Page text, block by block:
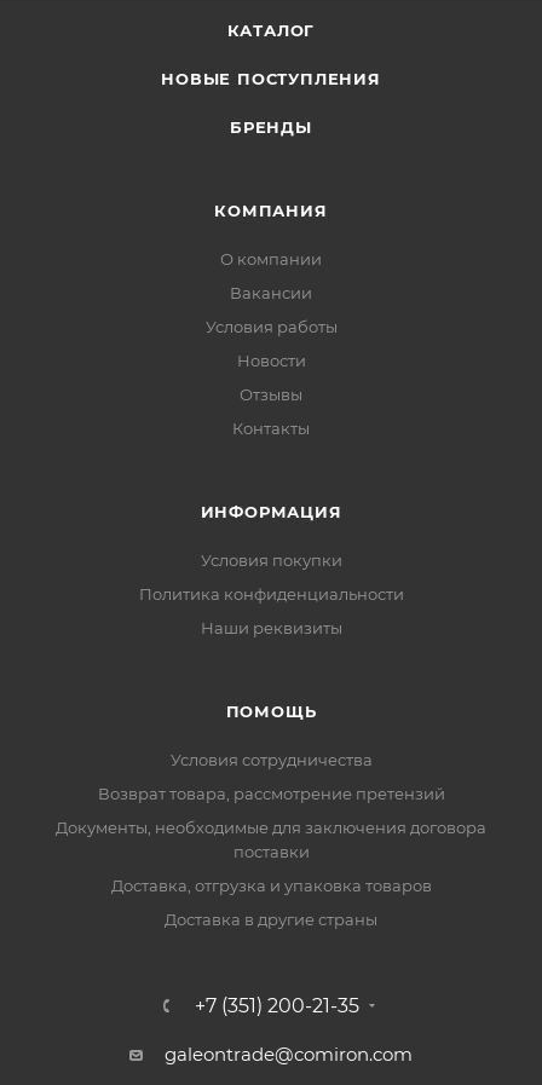
КАТАЛОГ
НОВЫЕ ПОСТУПЛЕНИЯ
БРЕНДЫ
КОМПАНИЯ
О компании
Вакансии
Условия работы
Новости
Отзывы
Контакты
ИНФОРМАЦИЯ
Условия покупки
Политика конфиденциальности
Наши реквизиты
ПОМОЩЬ
Условия сотрудничества
Возврат товара, рассмотрение претензий
Документы, необходимые для заключения договора
поставки
Доставка, отгрузка и упаковка товаров
Доставка в другие страны
+7 (351) 200-21-35
galeontrade@comiron.com